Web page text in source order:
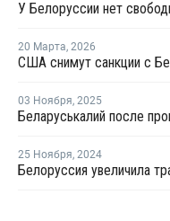
20 Марта, 2026
США снимут санкции с
03 Ноября, 2025
25 Ноября, 2024